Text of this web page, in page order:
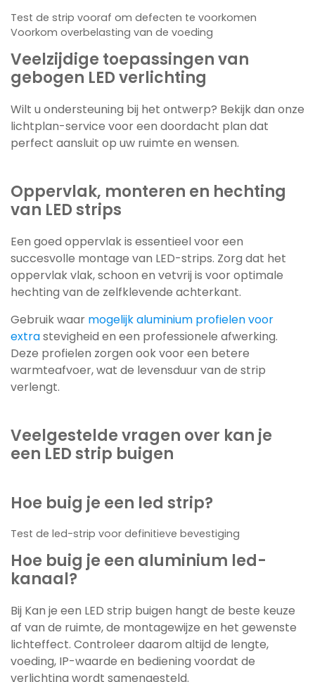
Test de strip vooraf om defecten te voorkomen
Voorkom overbelasting van de voeding
Veelzijdige toepassingen van
gebogen LED verlichting
Wilt u ondersteuning bij het ontwerp? Bekijk dan onze
lichtplan-service voor een doordacht plan dat
perfect aansluit op uw ruimte en wensen.
Oppervlak, monteren en hechting
van LED strips
Een goed oppervlak is essentieel voor een
succesvolle montage van LED-strips. Zorg dat het
oppervlak vlak, schoon en vetvrij is voor optimale
hechting van de zelfklevende achterkant.
Gebruik waar mogelijk aluminium profielen voor
extrastevigheid en een professionele afwerking.
Deze profielen zorgen ook voor een betere
warmteafvoer, wat de levensduur van de strip
verlengt.
Veelgestelde vragen over kan je
een LED strip buigen
Hoe buig je een led strip?
Test de led-strip voor definitieve bevestiging
Hoe buig je een aluminium led-
kanaal?
Bij Kan je een LED strip buigen hangt de beste keuze
af van de ruimte, de montagewijze en het gewenste
lichteffect. Controleer daarom altijd de lengte,
voeding, IP-waarde en bediening voordat de
verlichting wordt samengesteld.